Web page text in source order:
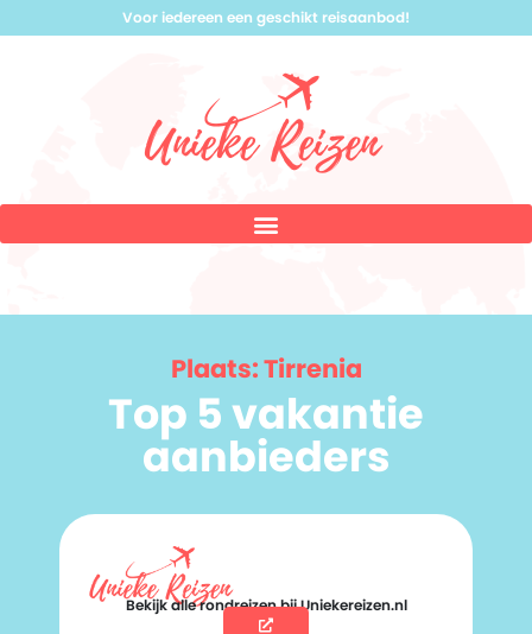
Voor iedereen een geschikt reisaanbod!
Plaats: Tirrenia
Top 5 vakantie
aanbieders
Bekijk alle rondreizen bij Uniekereizen.nl